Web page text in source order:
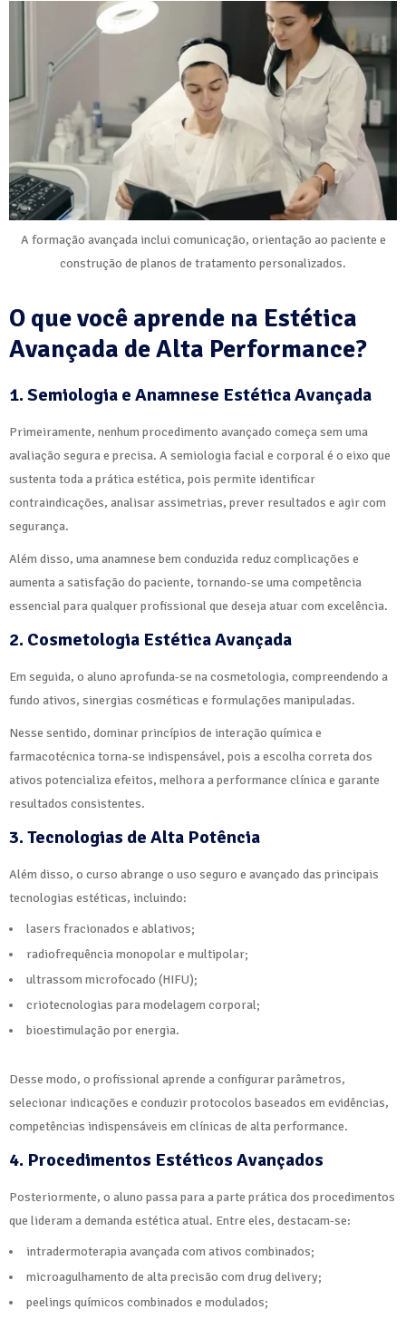
A formação avançada inclui comunicação, orientação ao paciente e
construção de planos de tratamento personalizados.
O que você aprende na Estética
Avançada de Alta Performance?
1. Semiologia e Anamnese Estética Avançada
Primeiramente, nenhum procedimento avançado começa sem uma
avaliação segura e precisa. A semiologia facial e corporal é o eixo que
sustenta toda a prática estética, pois permite identificar
contraindicações, analisar assimetrias, prever resultados e agir com
segurança.
Além disso, uma anamnese bem conduzida reduz complicações e
aumenta a satisfação do paciente, tornando-se uma competência
essencial para qualquer profissional que deseja atuar com excelência.
2. Cosmetologia Estética Avançada
Em seguida, o aluno aprofunda-se na cosmetologia, compreendendo a
fundo ativos, sinergias cosméticas e formulações manipuladas.
Nesse sentido, dominar princípios de interação química e
farmacotécnica torna-se indispensável, pois a escolha correta dos
ativos potencializa efeitos, melhora a performance clínica e garante
resultados consistentes.
3. Tecnologias de Alta Potência
Além disso, o curso abrange o uso seguro e avançado das principais
tecnologias estéticas, incluindo:
lasers fracionados e ablativos;
radiofrequência monopolar e multipolar;
ultrassom microfocado (HIFU);
criotecnologias para modelagem corporal;
bioestimulação por energia.
Desse modo, o profissional aprende a configurar parâmetros,
selecionar indicações e conduzir protocolos baseados em evidências,
competências indispensáveis em clínicas de alta performance.
4. Procedimentos Estéticos Avançados
Posteriormente, o aluno passa para a parte prática dos procedimentos
que lideram a demanda estética atual. Entre eles, destacam-se:
intradermoterapia avançada com ativos combinados;
microagulhamento de alta precisão com drug delivery;
peelings químicos combinados e modulados;